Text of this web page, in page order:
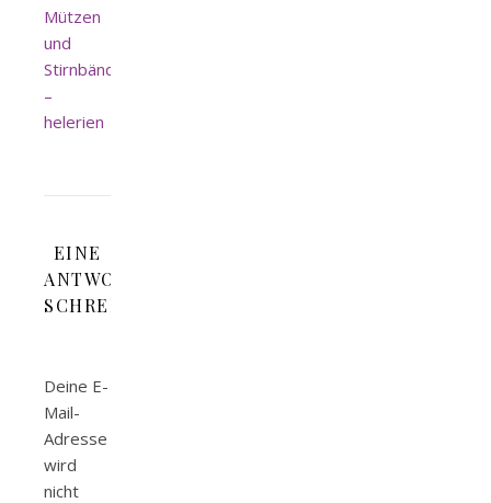
Mützen
und
Stirnbänder
–
helerien
EINE
ANTWORT
SCHREIBEN
Deine E-
Mail-
Adresse
wird
nicht